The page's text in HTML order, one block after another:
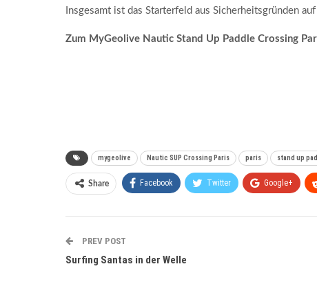
Insgesamt ist das Starterfeld aus Sicherheitsgründen
Zum MyGeolive Nautic Stand Up Paddle Crossing
mygeolive Nautic SUP Crossing Paris paris stand up
Share Facebook Twitter Google+
PREV POST
Surfing Santas in der Welle